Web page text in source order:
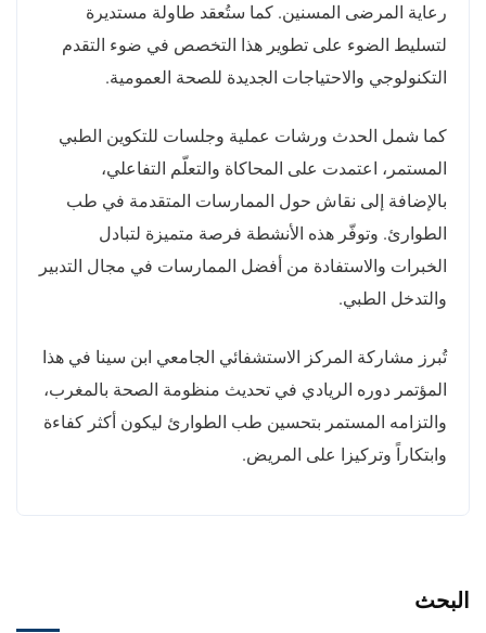
رعاية المرضى المسنين. كما ستُعقد طاولة مستديرة
لتسليط الضوء على تطوير هذا التخصص في ضوء التقدم
التكنولوجي والاحتياجات الجديدة للصحة العمومية.
كما شمل الحدث ورشات عملية وجلسات للتكوين الطبي
المستمر، اعتمدت على المحاكاة والتعلّم التفاعلي،
بالإضافة إلى نقاش حول الممارسات المتقدمة في طب
الطوارئ. وتوفّر هذه الأنشطة فرصة متميزة لتبادل
الخبرات والاستفادة من أفضل الممارسات في مجال التدبير
والتدخل الطبي.
تُبرز مشاركة المركز الاستشفائي الجامعي ابن سينا في هذا
المؤتمر دوره الريادي في تحديث منظومة الصحة بالمغرب،
والتزامه المستمر بتحسين طب الطوارئ ليكون أكثر كفاءة
وابتكاراً وتركيزا على المريض.
البحث